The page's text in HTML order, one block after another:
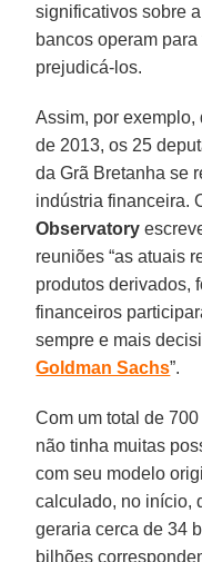
significativos sobre
bancos operam
prejudicá-los.
Assim, por
de 2013, os 25
da Grã Bretanha se
indústria financeira.
Observatory
reuniões “as atuais
produtos derivados,
financeiros
sempre e mais
Goldman Sachs”.
Com um total de
não tinha muitas
com seu modelo
calculado, no início,
geraria cerca de 34
bilhões